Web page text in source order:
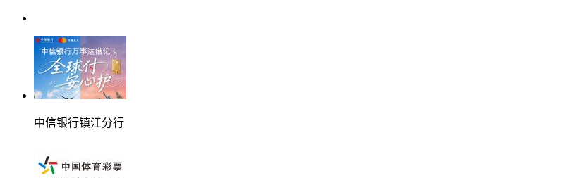
中信银行镇江分行